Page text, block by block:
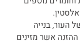
העור, בנייה
אשר מזינים